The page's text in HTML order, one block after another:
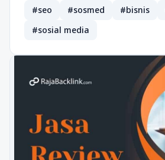
#seo
#sosmed #bisnis
#sosial media